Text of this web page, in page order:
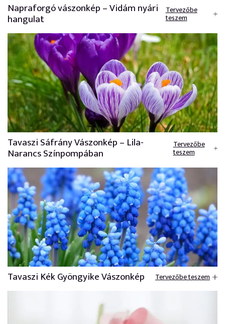
Napraforgó vászonkép – Vidám nyári
hangulat
Tervezőbe
teszem
Tavaszi Sáfrány Vászonkép – Lila-
Narancs Színpompában
Tervezőbe
teszem
Tavaszi Kék Gyöngyike Vászonkép Tervezőbe teszem